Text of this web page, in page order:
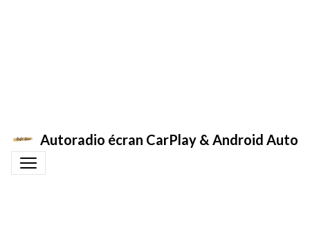
Autoradio écran CarPlay & Android Auto